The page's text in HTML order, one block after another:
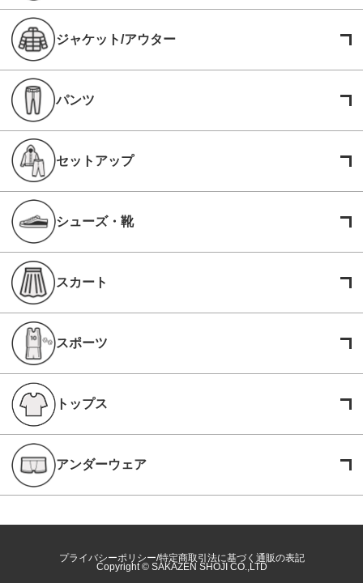
ジャケット/アウター
パンツ
セットアップ
シューズ・靴
スカート
スポーツ
トップス
アンダーウェア
プライバシーポリシー 特定商取引法に基づく通販の表記
Copyright © SAKAZEN SHOJI CO.,LTD